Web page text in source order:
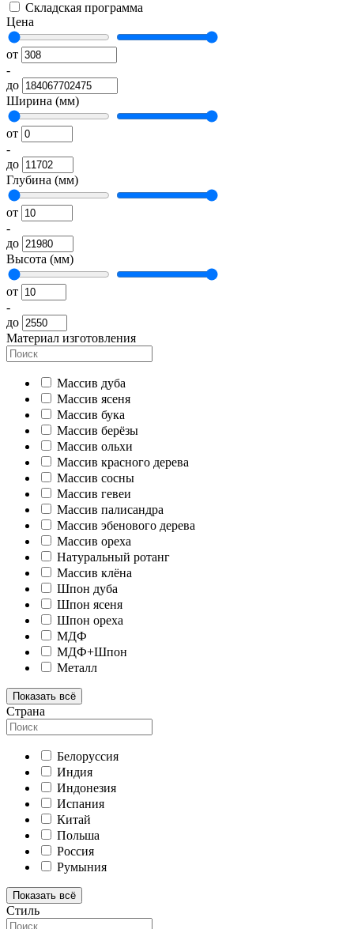
Складская программа
Цена
от
-
до
Ширина (мм)
от
-
до
Глубина (мм)
от
-
до
Высота (мм)
от
-
до
Материал изготовления
Массив дуба
Массив ясеня
Массив бука
Массив берёзы
Массив ольхи
Массив красного дерева
Массив сосны
Массив гевеи
Массив палисандра
Массив эбенового дерева
Массив ореха
Натуральный ротанг
Массив клёна
Шпон дуба
Шпон ясеня
Шпон ореха
МДФ
МДФ+Шпон
Металл
Показать всё
Страна
Белоруссия
Индия
Индонезия
Испания
Китай
Польша
Россия
Румыния
Показать всё
Стиль